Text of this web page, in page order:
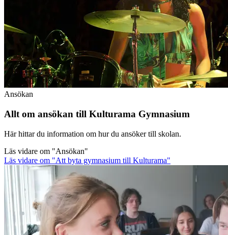
Ansökan
Allt om ansökan till Kulturama Gymnasium
Här hittar du information om hur du ansöker till skolan.
Läs vidare om "Ansökan"
Läs vidare om "Att byta gymnasium till Kulturama"